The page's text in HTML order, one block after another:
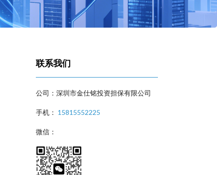
联系我们
公司：深圳市金仕铭投资担保有限公司
手机： 15815552225
微信：